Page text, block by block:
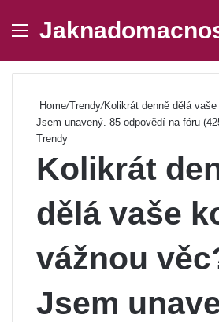
Menu
Home/Trendy/Kolikrát denně dělá
Jsem unavený. 85 odpovědí na fóru
Trendy
Kolikrát
dělá vaše
vážnou
Jsem